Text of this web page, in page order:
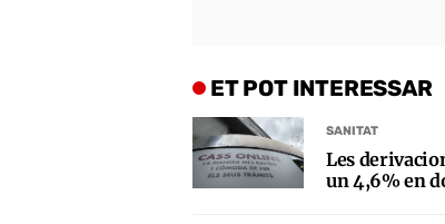
ET POT INTERESSAR
SANITAT
Les
un 4,6% en